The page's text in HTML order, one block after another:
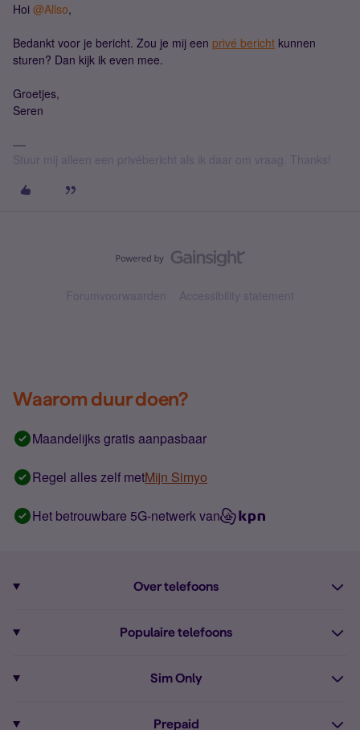
Hoi @Allso,
Bedankt voor je bericht. Zou je mij een privé bericht kunnen
sturen? Dan kijk ik even mee.
Groetjes,
Seren
Stuur mij alleen een privébericht als ik daar om vraag. Thanks!
Forumvoorwaarden Accessibility statement
Waarom duur doen?
Maandelijks gratis aanpasbaar
Regel alles zelf metMijn Simyo
Het betrouwbare 5G-netwerk van
Over telefoons
Alle telefoons
Populaire telefoons
Sim Only
Prepaid